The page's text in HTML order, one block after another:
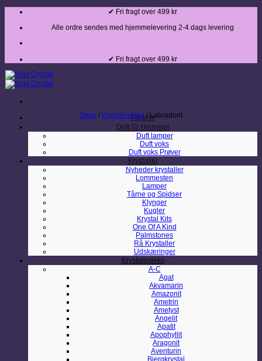
Fortsæt
indhold
✔ Fri fragt over 499 kr
Alle ordre sendes med hjemmelevering 2-4 dags levering
✔ Fri fragt over 499 kr
Forside
Duft Til Hjemmet
Duft lamper
Duft voks
Duft voks Prøver
Krystaller
Nyheder krystaller
Lommesten
Lamper
Tårne og Spidser
Klynger
Kugler
Krystal Kits
One Of A Kind
Palmstones
Rå Krystaller
Udskæringer
Krystalindeks
A-C
Agat
Akvamarin
Amazonit
Ametrin
Ametyst
Angelit
Apatit
Apophyllit
Aragonit
Aventurin
Shop / Krystalindeks /Labradorit